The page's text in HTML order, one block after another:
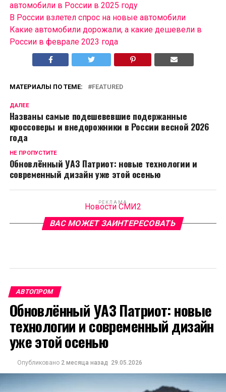
автомобили в России в 2025 году
В России взлетел спрос на новые автомобили
Какие автомобили дорожали, а какие дешевели в
России в феврале 2023 года
МАТЕРИАЛЫ ПО ТЕМЕ: FEATURED
ДАЛЕЕ
Названы самые подешевевшие подержанные
кроссоверы и внедорожники в России весной 2026
года
НЕ ПРОПУСТИТЕ
Обновлённый УАЗ Патриот: новые технологии и
современный дизайн уже этой осенью
РЕКЛАМА
Новости СМИ2
ВАС МОЖЕТ ЗАИНТЕРЕСОВАТЬ
АВТОПРОМ
Обновлённый УАЗ Патриот: новые
технологии и современный дизайн
уже этой осенью
Опубликовано 2 месяца назад 29.05.2026